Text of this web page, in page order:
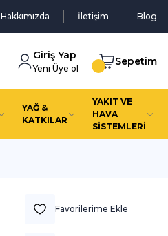
Hakkımızda İletişim Blog
Giriş Yap
Yeni Üye ol
Sepetim
YAĞ &
KATKILAR
YAKIT VE
HAVA
SİSTEMLERİ